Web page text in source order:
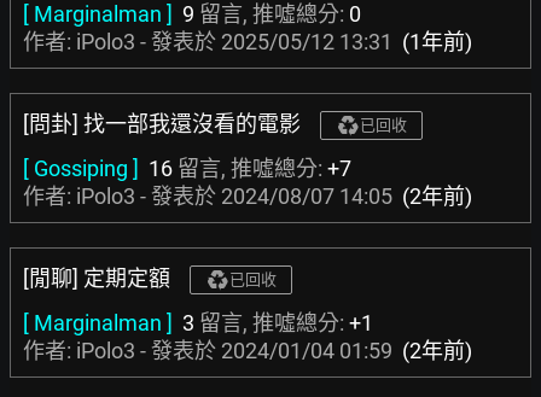
[ Marginalman ] 9 留言, 推噓總分: 0
作者: iPolo3 - 發表於 2025/05/12 13:31 (1年前)
[問卦] 找一部我還沒看的電影 已回收
[ Gossiping ] 16 留言, 推噓總分: +7
作者: iPolo3 - 發表於 2024/08/07 14:05 (2年前)
[閒聊] 定期定額 已回收
[ Marginalman ] 3 留言, 推噓總分: +1
作者: iPolo3 - 發表於 2024/01/04 01:59 (2年前)